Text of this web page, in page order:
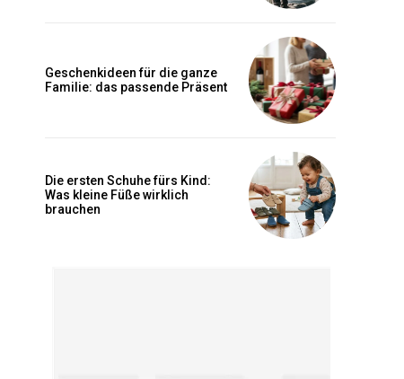
Geschenkideen für die ganze
Familie: das passende Präsent
Die ersten Schuhe fürs Kind:
Was kleine Füße wirklich
brauchen